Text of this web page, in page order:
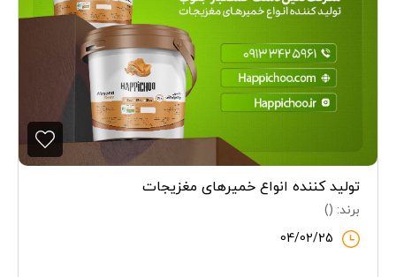
تولید کننده انواع خمیرهای مغزیجات
برند: ()
04/02/25